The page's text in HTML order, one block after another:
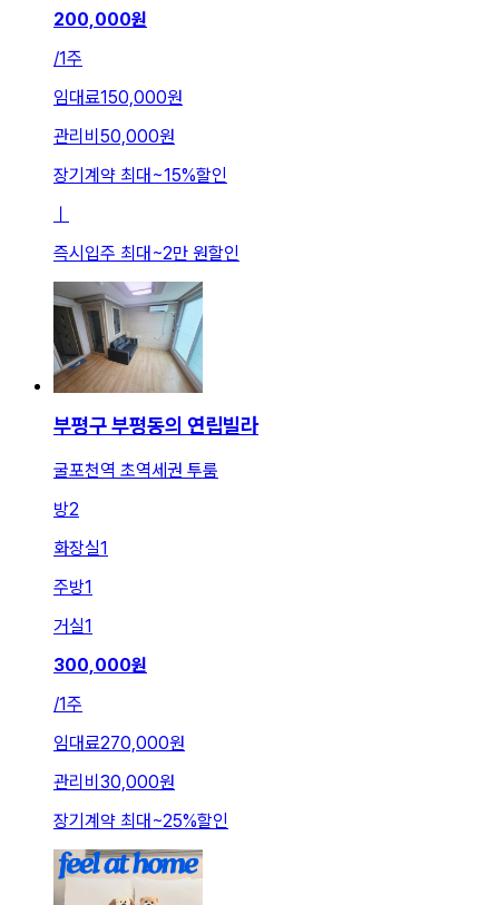
200,000원
/1주
임대료150,000원
관리비 50,000원
장기계약 최대~15%할인
ㅣ
즉시입주 최대~2만 원할인
부평구 부평동의 연립빌라
굴포천역 초역세권 투룸
방2
화장실1
주방1
거실1
300,000원
/1주
임대료270,000원
관리비 30,000원
장기계약 최대~25%할인